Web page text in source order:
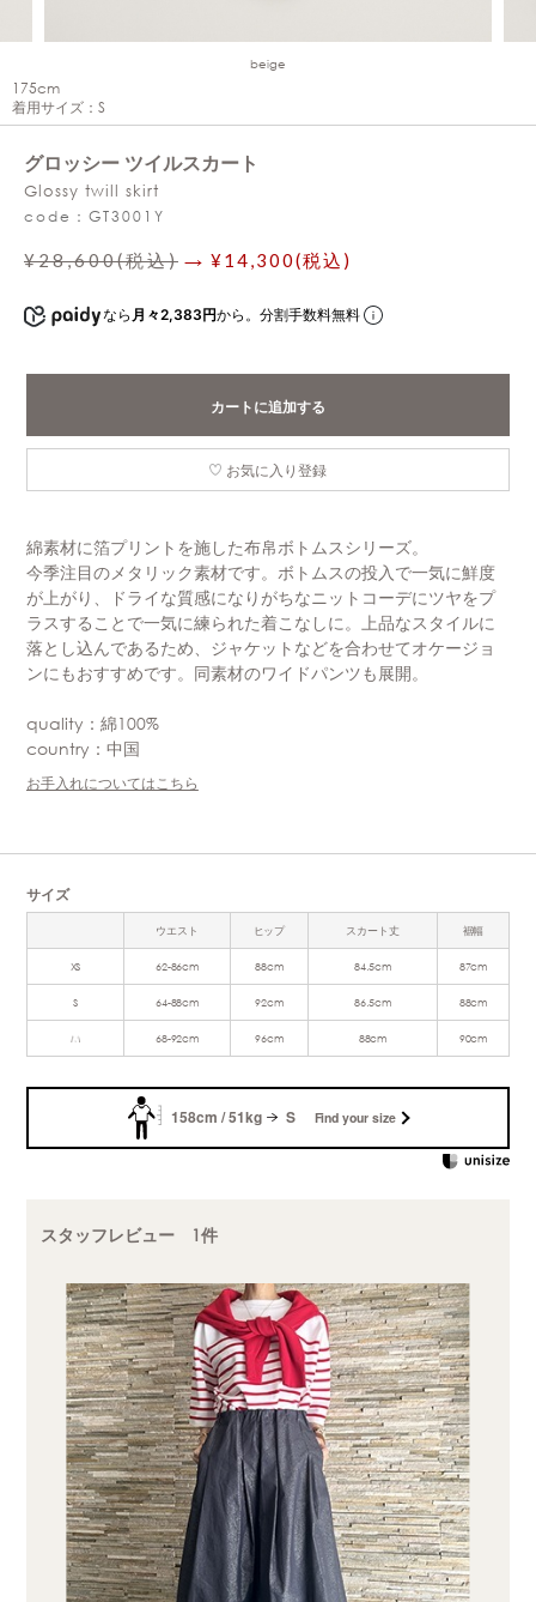
beige
175cm
着用サイズ：S
グロッシー ツイルスカート
Glossy twill skirt
code：GT3001Y
¥28,600(税込) → ¥14,300(税込)
なら 月々2,383円から。分割手数料無料
カートに追加する
お気に入り登録
綿素材に箔プリントを施した布帛ボトムスシリーズ。
今季注目のメタリック素材です。ボトムスの投入で一気に鮮度
が上がり、ドライな質感になりがちなニットコーデにツヤをプ
ラスすることで一気に練られた着こなしに。上品なスタイルに
落とし込んであるため、ジャケットなどを合わせてオケージョ
ンにもおすすめです。同素材のワイドパンツも展開。
quality：綿100%
country：中国
お手入れについてはこちら
サイズ
ウエスト ヒップ スカート丈 裾幅
XS 62-86cm 88cm 84.5cm 87cm
S 64-88cm 92cm 86.5cm 88cm
M 68-92cm 96cm 88cm 90cm
158cm / 51kg S Find your size
スタッフレビュー 1件